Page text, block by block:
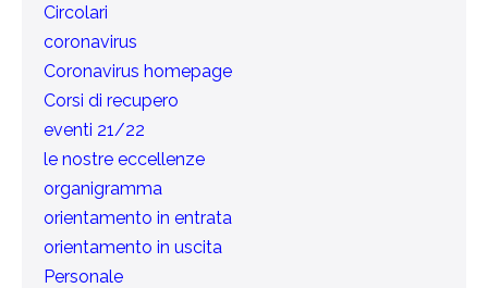
Circolari
coronavirus
Coronavirus homepage
Corsi di recupero
eventi 21/22
le nostre eccellenze
organigramma
orientamento in entrata
orientamento in uscita
Personale